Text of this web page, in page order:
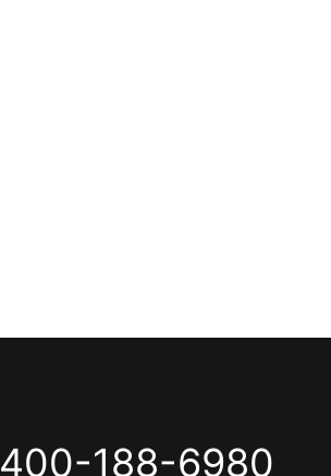
400-188-6980